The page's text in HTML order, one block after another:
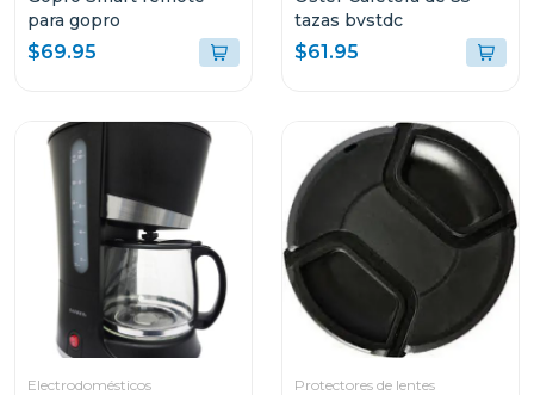
para gopro
$69.95
tazas bvstdc
$61.95
Electrodomésticos Protectores de lentes